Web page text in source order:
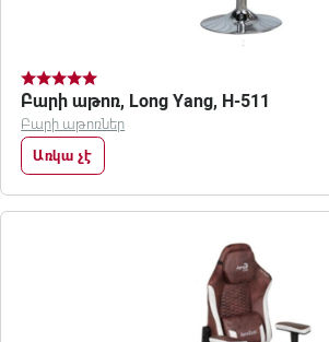
Բարի աթոռ, Long Yang, H-511
Բարի աթոռներ
Առկա չէ